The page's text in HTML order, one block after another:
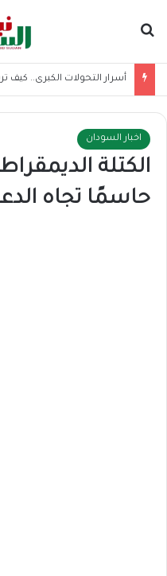
اخبار السودان
الكتلة
حاسمًا تجاه